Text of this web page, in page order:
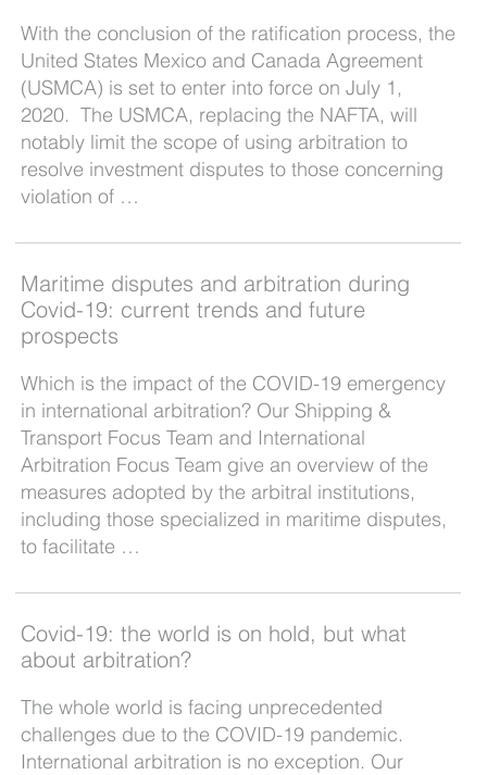
With the conclusion of the ratification process, the
United States Mexico and Canada Agreement
(USMCA) is set to enter into force on July 1,
2020. The USMCA, replacing the NAFTA, will
notably limit the scope of using arbitration to
resolve investment disputes to those concerning
violation of …
Maritime disputes and arbitration during
Covid-19: current trends and future
prospects
Which is the impact of the COVID-19 emergency
in international arbitration? Our Shipping &
Transport Focus Team and International
Arbitration Focus Team give an overview of the
measures adopted by the arbitral institutions,
including those specialized in maritime disputes,
to facilitate …
Covid-19: the world is on hold, but what
about arbitration?
The whole world is facing unprecedented
challenges due to the COVID-19 pandemic.
International arbitration is no exception. Our